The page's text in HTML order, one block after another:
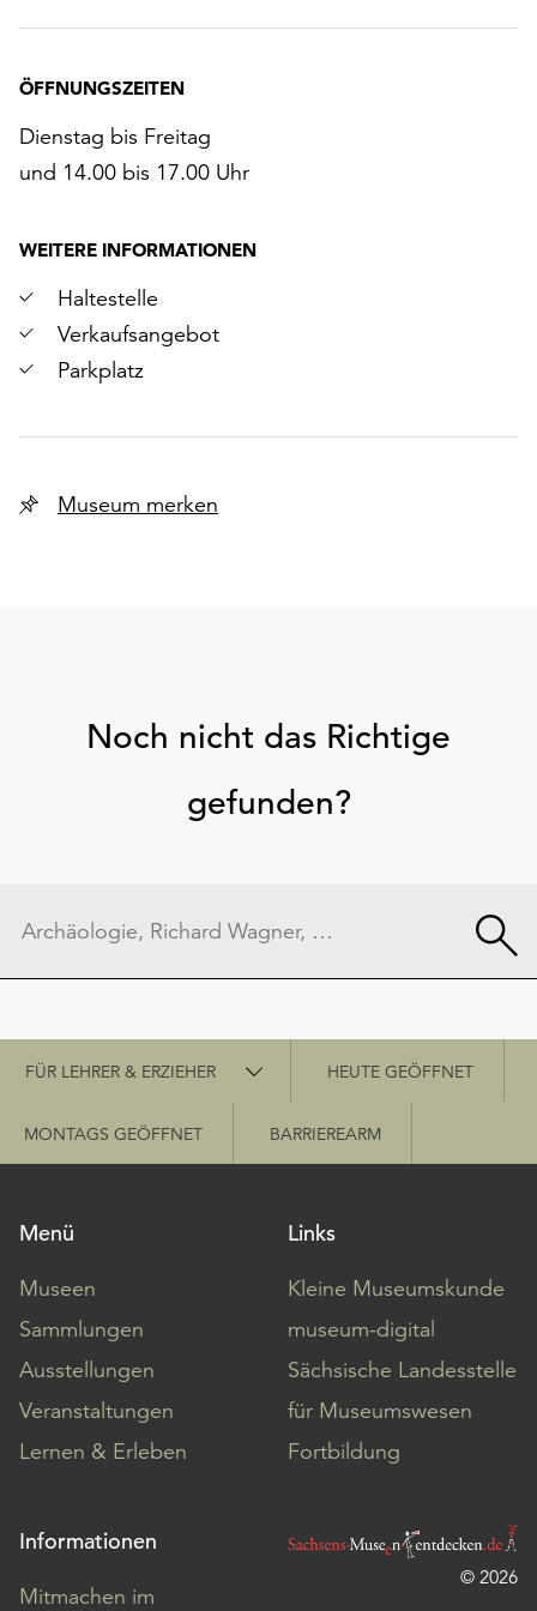
ÖFFNUNGSZEITEN
Dienstag bis Freitag
und 14.00 bis 17.00 Uhr
WEITERE INFORMATIONEN
Haltestelle
Verkaufsangebot
Parkplatz
Museum merken
Noch nicht das Richtige
gefunden?
Schnellzugriff
FÜR LEHRER & ERZIEHER HEUTE GEÖFFNET
MONTAGS GEÖFFNET BARRIEREARM
Menü
Museen
Sammlungen
Ausstellungen
Veranstaltungen
Lernen & Erleben
Links
Kleine Museumskunde
museum-digital
Sächsische Landesstelle
für Museumswesen
Fortbildung
Informationen
Mitmachen im
© 2026